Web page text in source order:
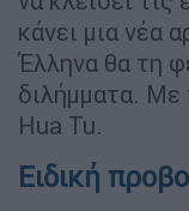
κάνει μια νέα
Έλληνα θα τη
διλήμματα.
Hua Tu.
Ειδική